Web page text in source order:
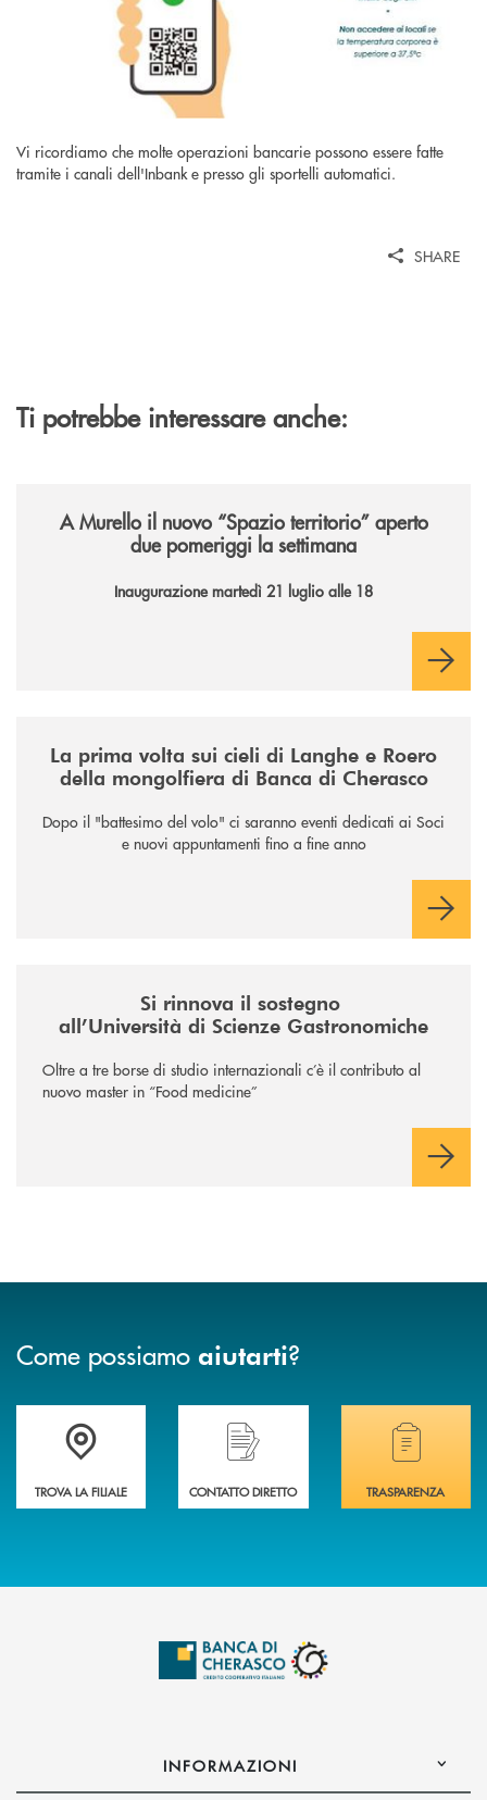
Vi ricordiamo che molte operazioni bancarie possono essere fatte
tramite i canali dell'Inbank e presso gli sportelli automatici.
SHARE
Ti potrebbe interessare anche:
A Murello il nuovo “Spazio territorio” aperto
due pomeriggi la settimana
Inaugurazione martedì 21 luglio alle 18
La prima volta sui cieli di Langhe e Roero
della mongolfiera di Banca di Cherasco
Dopo il "battesimo del volo" ci saranno eventi dedicati ai Soci
e nuovi appuntamenti fino a fine anno
Si rinnova il sostegno
all’Università di Scienze Gastronomiche
Oltre a tre borse di studio internazionali c’è il contributo al
nuovo master in “Food medicine”
Come possiamo aiutarti?
Accedi all' elenco completo delle filiali .
TROVA LA FILIALE
Hai bisogno di assistenza immediata?
CONTATTO DIRETTO
Hai bisogno di
TRASPARENZA
INFORMAZIONI